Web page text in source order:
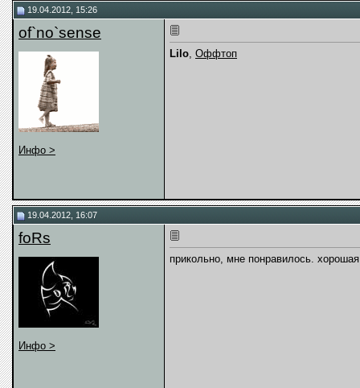
19.04.2012, 15:26
of`no`sense
Инфо >
Lilo, Оффтоп
19.04.2012, 16:07
foRs
Инфо >
прикольно, мне понравилось.